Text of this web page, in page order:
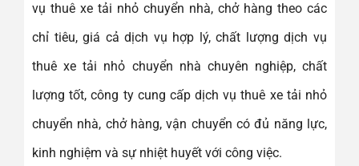
vụ thuê xe tải nhỏ chuyển nhà, chở hàng theo các
chỉ tiêu, giá cả dịch vụ hợp lý, chất lượng dịch vụ
thuê xe tải nhỏ chuyển nhà chuyên nghiệp, chất
lượng tốt, công ty cung cấp dịch vụ thuê xe tải nhỏ
chuyển nhà, chở hàng, vận chuyển có đủ năng lực,
kinh nghiệm và sự nhiệt huyết với công việc.